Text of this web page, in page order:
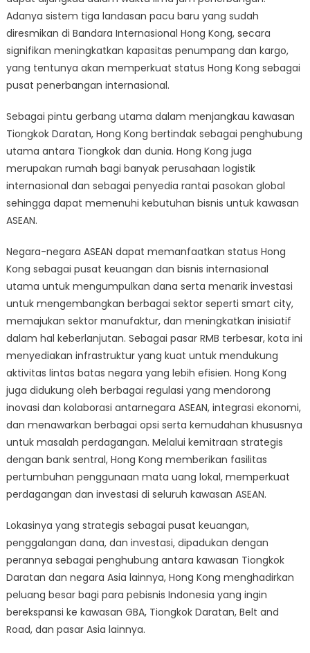
Adanya sistem tiga landasan pacu baru yang sudah
diresmikan di Bandara Internasional Hong Kong, secara
signifikan meningkatkan kapasitas penumpang dan kargo,
yang tentunya akan memperkuat status Hong Kong sebagai
pusat penerbangan internasional.
Sebagai pintu gerbang utama dalam menjangkau kawasan
Tiongkok Daratan, Hong Kong bertindak sebagai penghubung
utama antara Tiongkok dan dunia. Hong Kong juga
merupakan rumah bagi banyak perusahaan logistik
internasional dan sebagai penyedia rantai pasokan global
sehingga dapat memenuhi kebutuhan bisnis untuk kawasan
ASEAN.
Negara-negara ASEAN dapat memanfaatkan status Hong
Kong sebagai pusat keuangan dan bisnis internasional
utama untuk mengumpulkan dana serta menarik investasi
untuk mengembangkan berbagai sektor seperti smart city,
memajukan sektor manufaktur, dan meningkatkan inisiatif
dalam hal keberlanjutan. Sebagai pasar RMB terbesar, kota ini
menyediakan infrastruktur yang kuat untuk mendukung
aktivitas lintas batas negara yang lebih efisien. Hong Kong
juga didukung oleh berbagai regulasi yang mendorong
inovasi dan kolaborasi antarnegara ASEAN, integrasi ekonomi,
dan menawarkan berbagai opsi serta kemudahan khususnya
untuk masalah perdagangan. Melalui kemitraan strategis
dengan bank sentral, Hong Kong memberikan fasilitas
pertumbuhan penggunaan mata uang lokal, memperkuat
perdagangan dan investasi di seluruh kawasan ASEAN.
Lokasinya yang strategis sebagai pusat keuangan,
penggalangan dana, dan investasi, dipadukan dengan
perannya sebagai penghubung antara kawasan Tiongkok
Daratan dan negara Asia lainnya, Hong Kong menghadirkan
peluang besar bagi para pebisnis Indonesia yang ingin
berekspansi ke kawasan GBA, Tiongkok Daratan, Belt and
Road, dan pasar Asia lainnya.